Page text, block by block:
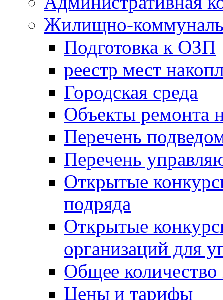
Жилищно-
Подготовка к ОЗП
реестр мест
Городская среда
Объекты ремонта
Перечень
Перечень
Открытые
подряда
Открытые
организаций для
Общее
Цены и тарифы